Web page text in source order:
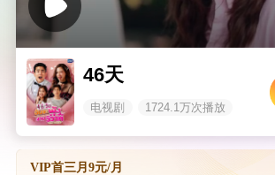
46天
电视剧 1724.1万次播放
VIP首三月9元/月